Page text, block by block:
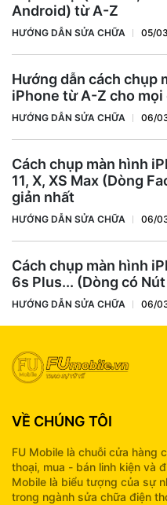
Android) từ A-Z
HƯỚNG DẪN SỬA CHỮA 05/
Hướng dẫn cách chụp
iPhone từ A-Z cho mọi
HƯỚNG DẪN SỬA CHỮA 06/
Cách chụp màn hình
11, X, XS Max (Dòng
giản nhất
HƯỚNG DẪN SỬA CHỮA 06/
Cách chụp màn hình
6s Plus... (Dòng có
HƯỚNG DẪN SỬA CHỮA 06/
VỀ CHÚNG TÔI
FU Mobile là chuỗi cửa hàng
thoại, mua - bán linh kiện và
Mobile là biểu tượng của sự
trong ngành sửa chữa điện